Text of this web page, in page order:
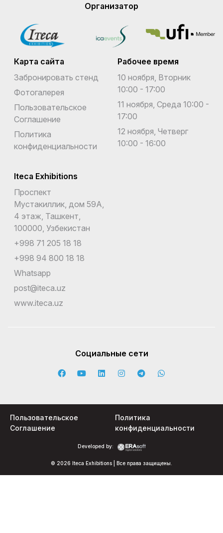
Организатор
Карта сайта
Забронировать стенд
Фотогалерея
Пользовательское
Соглашение
Политика
конфиденциальности
Рабочее время
10 ноября, Вторник
10:00 - 17:00
11 ноября, Среда 10:00 -
17:00
12 ноября, Четверг
10:00 - 16:00
Iteca Exhibitions
Проспект
Мустакиллик, дом 59А,
4 этаж, Ташкент,
100000, Узбекистан
+998 71 205 18 18
+998 94 800 18 18
Whatsapp
post@iteca.uz
www.iteca.uz
Социальные сети
© 2026 Iteca Exhibitions | Все права защищены.
Developed by:
Пользовательское
Соглашение
Политика
конфиденциальности